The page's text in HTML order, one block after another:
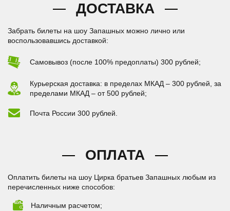
ДОСТАВКА
Забрать билеты на шоу Запашных можно лично или
воспользовавшись доставкой:
Самовывоз (после 100% предоплаты) 300 рублей;
Курьерская доставка: в пределах МКАД – 300 рублей, за
пределами МКАД – от 500 рублей;
Почта России 300 рублей.
ОПЛАТА
Оплатить билеты на шоу Цирка братьев Запашных любым из
перечисленных ниже способов:
Наличным расчетом;